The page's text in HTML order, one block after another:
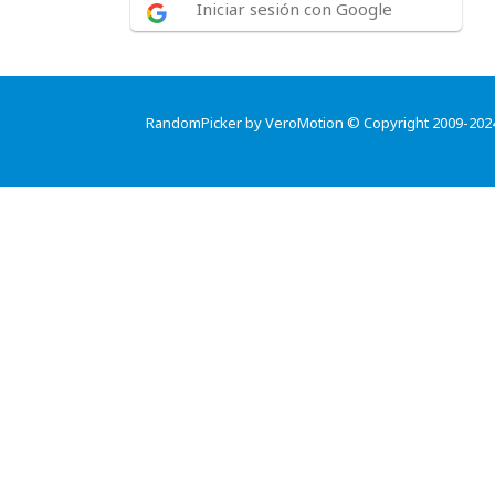
Iniciar sesión con Google
RandomPicker by VeroMotion © Copyright 2009-